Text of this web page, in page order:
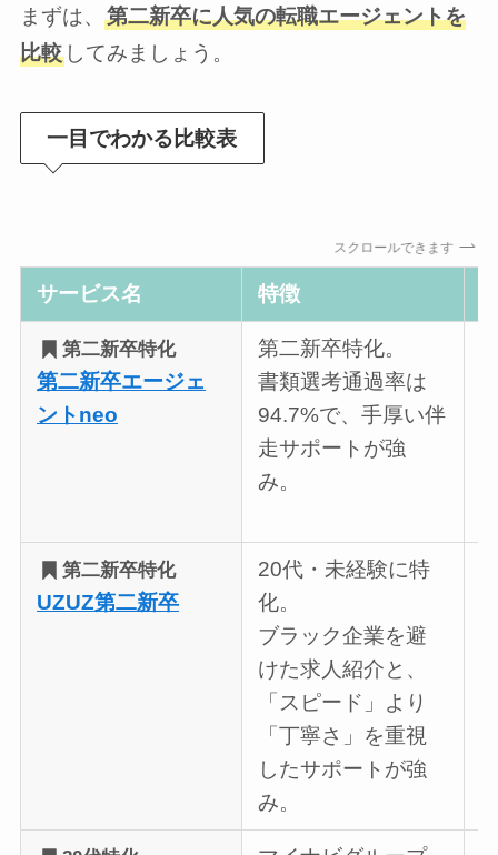
まずは、 第二新卒に人気の転職エージェントを
比較してみましょう。
一目でわかる比較表
スクロールできます
サービス名 特徴
第二新卒特化
第二新卒エージェ
ントneo
第二新卒特化。
書類選考通過率は
94.7%で、手厚い伴
走サポートが強
み。
第二新卒特化
UZUZ第二新卒
20代・未経験に特
化。
ブラック企業を避
けた求人紹介と、
「スピード」より
「丁寧さ」を重視
したサポートが強
み。